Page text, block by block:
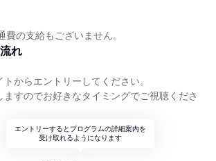
費の支給もございません。
れ
からエントリーしてください。
ますのでお好きなタイミングでご視聴くださ
エントリーするとプログラムの詳細案内を
受け取れるようになります